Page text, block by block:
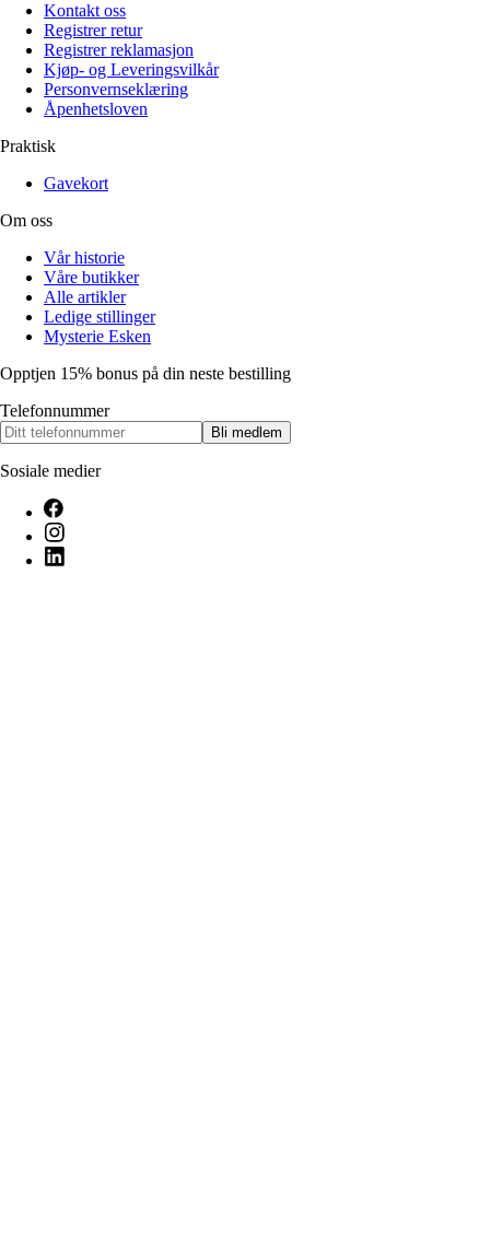
Kontakt oss
Registrer retur
Registrer reklamasjon
Kjøp- og Leveringsvilkår
Personvernseklæring
Åpenhetsloven
Praktisk
Gavekort
Om oss
Vår historie
Våre butikker
Alle artikler
Ledige stillinger
Mysterie Esken
Opptjen 15% bonus på din neste bestilling
Telefonnummer
Bli medlem
Sosiale medier